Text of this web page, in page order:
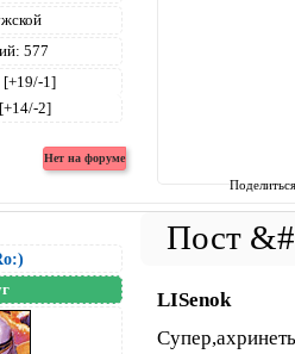
577
[+19/-1]
[+14/-2]
LISenok